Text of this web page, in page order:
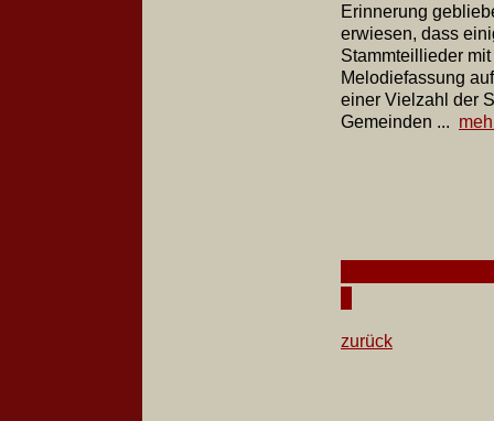
Erinnerung
erwiesen, dass
Stammteillieder
Melodiefassung
einer Vielzahl der
Gemeinden ...
zurück